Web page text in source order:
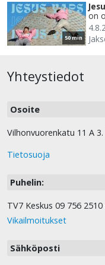
50 min
on
Yhteystiedot
Osoite
Vilhonvuorenkatu 11 A
Tietosuoja
Puhelin:
TV7 Keskus 09 756
Vikailmoitukset
Sähköposti